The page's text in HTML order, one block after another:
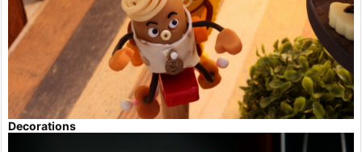
Decorations